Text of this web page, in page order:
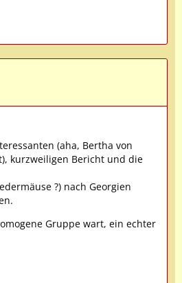
(aha, Bertha von
kurzweiligen Bericht und die
?) nach Georgien
Gruppe wart, ein echter